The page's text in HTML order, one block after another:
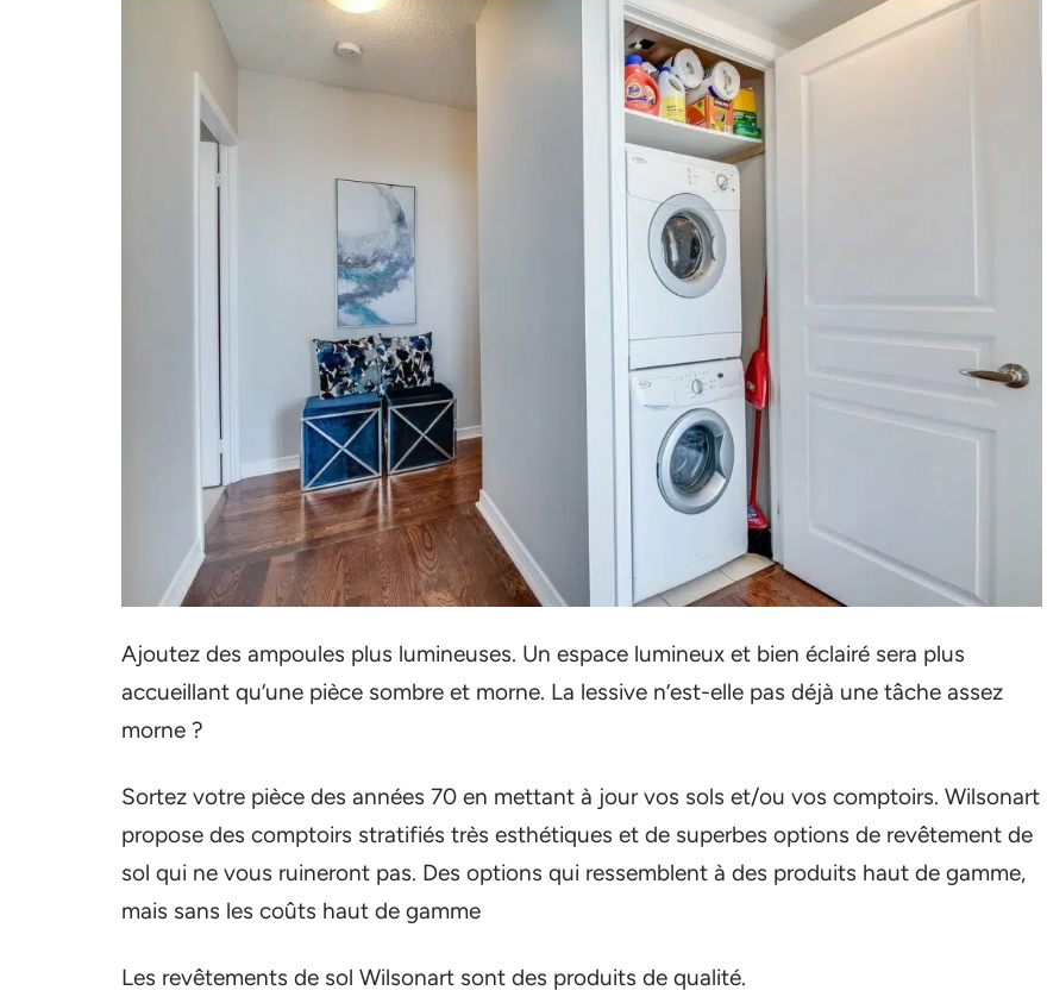
Ajoutez des ampoules plus lumineuses. Un espace lumineux et bien éclairé sera plus
accueillant qu’une pièce sombre et morne. La lessive n’est-elle pas déjà une tâche assez
morne ?
Sortez votre pièce des années 70 en mettant à jour vos sols et/ou vos comptoirs. Wilsonart
propose des comptoirs stratifiés très esthétiques et de superbes options de revêtement de
sol qui ne vous ruineront pas. Des options qui ressemblent à des produits haut de gamme,
mais sans les coûts haut de gamme
Les revêtements de sol Wilsonart sont des produits de qualité.